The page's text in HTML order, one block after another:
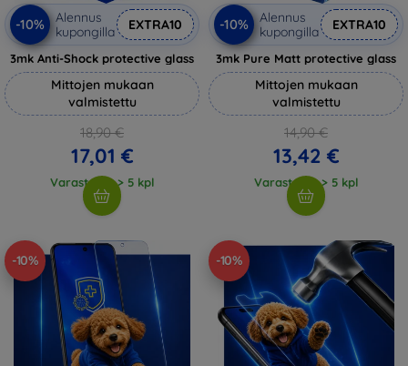
-10%
Alennus
kupongilla
EXTRA10
3mk Anti-Shock protective glass
Mittojen mukaan
valmistettu
18,90 €
17,01 €
Varastossa > 5 kpl
-10%
Alennus
kupongilla
EXTRA10
3mk Pure Matt protective glass
Mittojen mukaan
valmistettu
14,90 €
13,42 €
Varastossa > 5 kpl
-10% -10%